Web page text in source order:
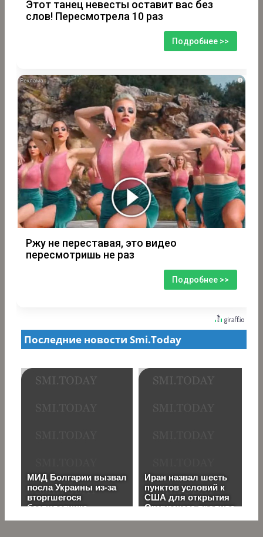
Этот танец невесты оставит вас без
слов! Пересмотрела 10 раз
Подробнее >>
i
Ржу не переставая, это видео
пересмотришь не раз
Подробнее >>